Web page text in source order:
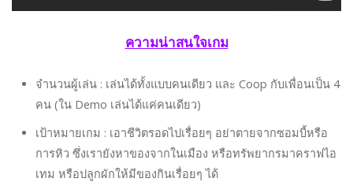
ความน่าสนใจเกม
จำนวนผู้เล่น : เล่นได้ทั้งแบบคนเดียว และ Coop กับเพื่อนเป็น 4
คน (ใน Demo เล่นได้แค่คนเดียว)
เป้าหมายเกม : เอาชีวิตรอดไปเรื่อยๆ อย่าตายจากซอมบี้หรือ
การหิว ซึ่งเรายังหาของจากในเมือง หรือทรัพยากรมาคราฟไอ
เทม หรือปลูกผักให้มีของกินเรื่อยๆ ได้